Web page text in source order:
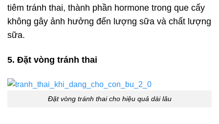
tiêm tránh thai, thành phần hormone trong que cấy
không gây ảnh hưởng đến lượng sữa và chất lượng
sữa.
5. Đặt vòng tránh thai
Đặt vòng tránh thai cho hiệu quả dài lâu